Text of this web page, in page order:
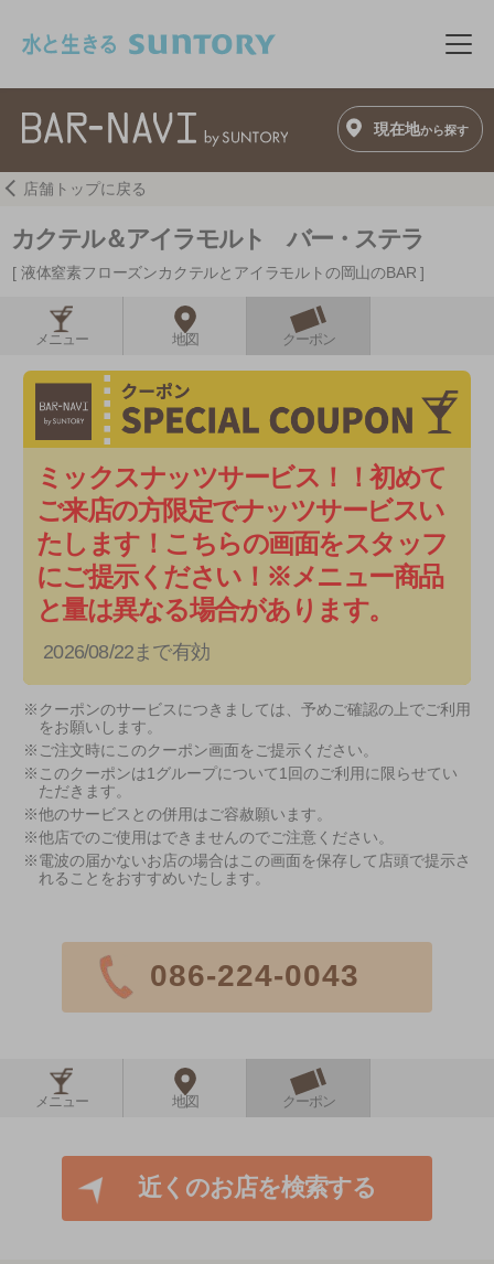
メ
現在地から探す
店舗トップに戻る
カクテル＆アイラモルト バー・ステラ
液体窒素フローズンカクテルとアイラモルトの岡山のBAR
メニュー 地図 クーポン
ミックスナッツサービス！！初めて
ご来店の方限定でナッツサービスい
たします！こちらの画面をスタッフ
にご提示ください！※メニュー商品
と量は異なる場合があります。
2026/08/22まで有効
※クーポンのサービスにつきましては、予めご確認の上でご利用
をお願いします。
※ご注文時にこのクーポン画面をご提示ください。
※このクーポンは1グループについて1回のご利用に限らせてい
ただきます。
※他のサービスとの併用はご容赦願います。
※他店でのご使用はできませんのでご注意ください。
※電波の届かないお店の場合はこの画面を保存して店頭で提示さ
れることをおすすめいたします。
086-224-0043
メニュー 地図 クーポン
近くのお店を検索する